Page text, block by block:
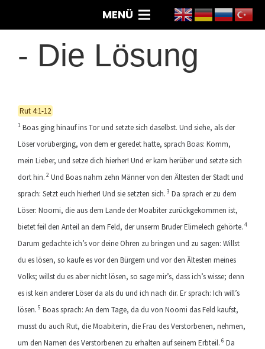
MENÜ
- Die Lösung
Rut 4:1-12
1 Boas ging hinauf ins Tor und setzte sich daselbst. Und siehe, als der
Löser vorüberging, von dem er geredet hatte, sprach Boas: Komm,
mein Lieber, und setze dich hierher! Und er kam herüber und setzte sich
dort hin. 2 Und Boas nahm zehn Männer von den Ältesten der Stadt und
sprach: Setzt euch hierher! Und sie setzten sich. 3 Da sprach er zu dem
Löser: Noomi, die aus dem Lande der Moabiter zurückgekommen ist,
bietet feil den Anteil an dem Feld, der unserm Bruder Elimelech gehörte. 4
Darum gedachte ich’s vor deine Ohren zu bringen und zu sagen: Willst
du es lösen, so kaufe es vor den Bürgern und vor den Ältesten meines
Volks; willst du es aber nicht lösen, so sage mir’s, dass ich’s wisse; denn
es ist kein anderer Löser da als du und ich nach dir. Er sprach: Ich will’s
lösen. 5 Boas sprach: An dem Tage, da du von Noomi das Feld kaufst,
musst du auch Rut, die Moabiterin, die Frau des Verstorbenen, nehmen,
um den Namen des Verstorbenen zu erhalten auf seinem Erbteil. 6 Da